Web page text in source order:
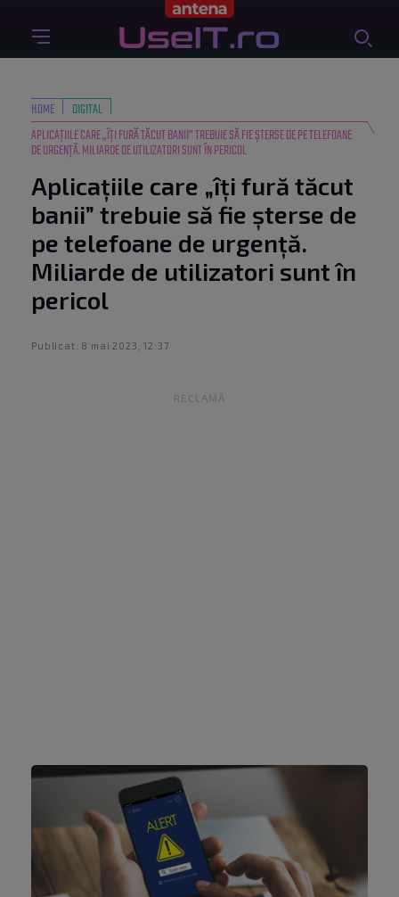
HOME
DIGITAL
APLICAȚIILE CARE „ÎȚI FURĂ TĂCUT BANII” TREBUIE SĂ FIE ȘTERSE DE PE TELEFOANE
DE URGENȚĂ. MILIARDE DE UTILIZATORI SUNT ÎN PERICOL
Aplicațiile care „îți fură tăcut
banii” trebuie să fie șterse de
pe telefoane de urgență.
Miliarde de utilizatori sunt în
pericol
Publicat: 8 mai 2023, 12:37
RECLAMĂ